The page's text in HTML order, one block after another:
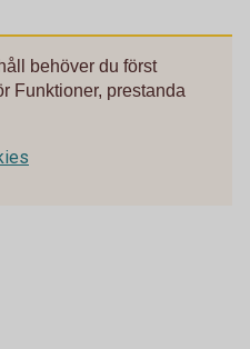
behöver du först
Funktioner, prestanda